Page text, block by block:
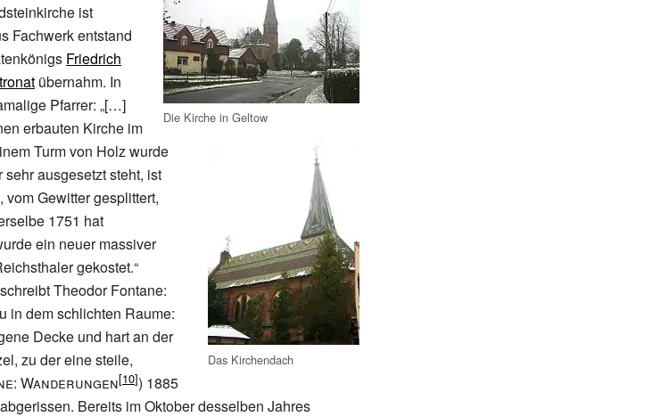
Die Kirche in Geltow
Das Kirchendach
ist
Fachwerk entstand
Friedrich
übernahm. In
Pfarrer: „[…]
erbauten Kirche im
Turm von Holz wurde
sehr ausgesetzt steht, ist
Gewitter gesplittert,
1751 hat
ein neuer massiver
gekostet.“
Theodor Fontane:
in dem schlichten Raume:
Decke und hart an der
zu der eine steile,
Wanderungen ) 1885
Bereits im Oktober desselben Jahres